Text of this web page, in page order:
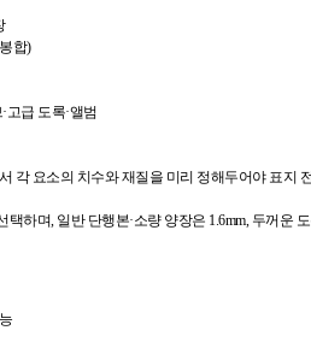
합)
고급 도록·앨범
각 요소의 치수와 재질을 미리 정해두어야 표지
택하며, 일반 단행본·소량 양장은 1.6mm, 두